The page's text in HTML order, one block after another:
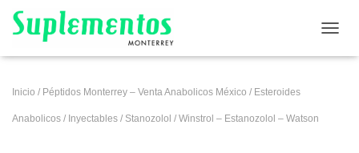
Inicio / Péptidos Monterrey – Venta Anabolicos México / Esteroides
Anabolicos / Inyectables / Stanozolol / Winstrol – Estanozolol – Watson